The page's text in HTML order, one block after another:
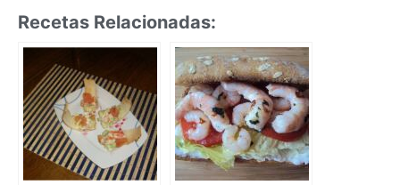
Recetas Relacionadas: